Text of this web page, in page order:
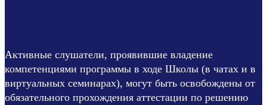
Активные слушатели, проявившие владение
компетенциями программы в ходе Школы (в чатах и в
виртуальных семинарах), могут быть освобождены от
обязательного прохождения аттестации по решению